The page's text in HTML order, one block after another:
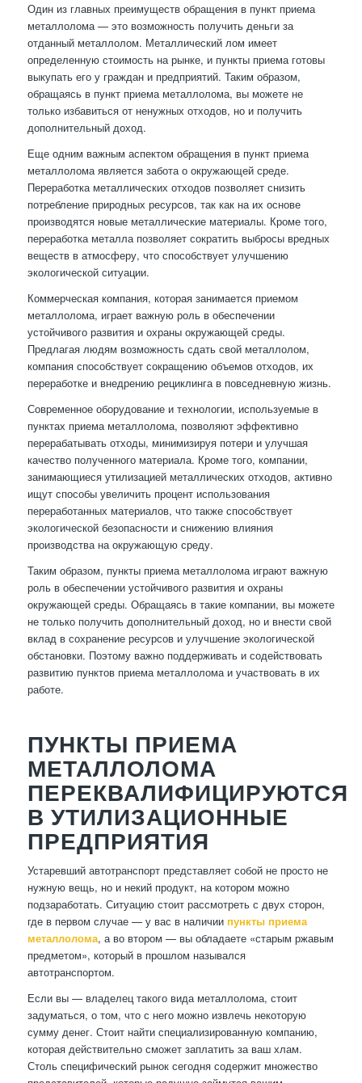
Один из главных преимуществ обращения в пункт приема
металлолома — это возможность получить деньги за
отданный металлолом. Металлический лом имеет
определенную стоимость на рынке, и пункты приема готовы
выкупать его у граждан и предприятий. Таким образом,
обращаясь в пункт приема металлолома, вы можете не
только избавиться от ненужных отходов, но и получить
дополнительный доход.
Еще одним важным аспектом обращения в пункт приема
металлолома является забота о окружающей среде.
Переработка металлических отходов позволяет снизить
потребление природных ресурсов, так как на их основе
производятся новые металлические материалы. Кроме того,
переработка металла позволяет сократить выбросы вредных
веществ в атмосферу, что способствует улучшению
экологической ситуации.
Коммерческая компания, которая занимается приемом
металлолома, играет важную роль в обеспечении
устойчивого развития и охраны окружающей среды.
Предлагая людям возможность сдать свой металлолом,
компания способствует сокращению объемов отходов, их
переработке и внедрению рециклинга в повседневную жизнь.
Современное оборудование и технологии, используемые в
пунктах приема металлолома, позволяют эффективно
перерабатывать отходы, минимизируя потери и улучшая
качество полученного материала. Кроме того, компании,
занимающиеся утилизацией металлических отходов, активно
ищут способы увеличить процент использования
переработанных материалов, что также способствует
экологической безопасности и снижению влияния
производства на окружающую среду.
Таким образом, пункты приема металлолома играют важную
роль в обеспечении устойчивого развития и охраны
окружающей среды. Обращаясь в такие компании, вы можете
не только получить дополнительный доход, но и внести свой
вклад в сохранение ресурсов и улучшение экологической
обстановки. Поэтому важно поддерживать и содействовать
развитию пунктов приема металлолома и участвовать в их
работе.
ПУНКТЫ ПРИЕМА
МЕТАЛЛОЛОМА
ПЕРЕКВАЛИФИЦИРУЮТСЯ
В УТИЛИЗАЦИОННЫЕ
ПРЕДПРИЯТИЯ
Устаревший автотранспорт представляет собой не просто не
нужную вещь, но и некий продукт, на котором можно
подзаработать. Ситуацию стоит рассмотреть с двух сторон,
где в первом случае — у вас в наличии пункты приема
металлолома, а во втором — вы обладаете «старым ржавым
предметом», который в прошлом назывался
автотранспортом.
Если вы — владелец такого вида металлолома, стоит
задуматься, о том, что с него можно извлечь некоторую
сумму денег. Стоит найти специализированную компанию,
которая действительно сможет заплатить за ваш хлам.
Столь специфический рынок сегодня содержит множество